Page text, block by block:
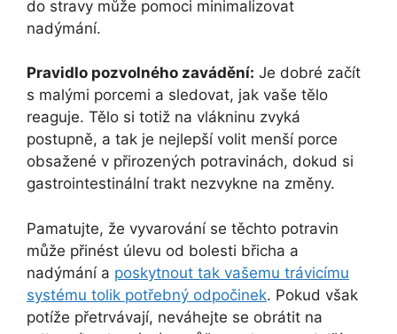
do stravy může pomoci minimalizovat
nadýmání.
Pravidlo pozvolného zavádění: Je dobré začít
s malými porcemi a sledovat, jak vaše tělo
reaguje. Tělo si totiž na vlákninu zvyká
postupně, a tak je nejlepší volit menší porce
obsažené v přirozených potravinách, dokud si
gastrointestinální trakt nezvykne na změny.
Pamatujte, že vyvarování se těchto potravin
může přinést úlevu od bolesti břicha a
nadýmání a poskytnout tak vašemu trávicímu
systému tolik potřebný odpočinek. Pokud však
potíže přetrvávají, neváhejte se obrátit na